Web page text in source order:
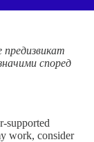
предизвикат
според
supported
work, consider